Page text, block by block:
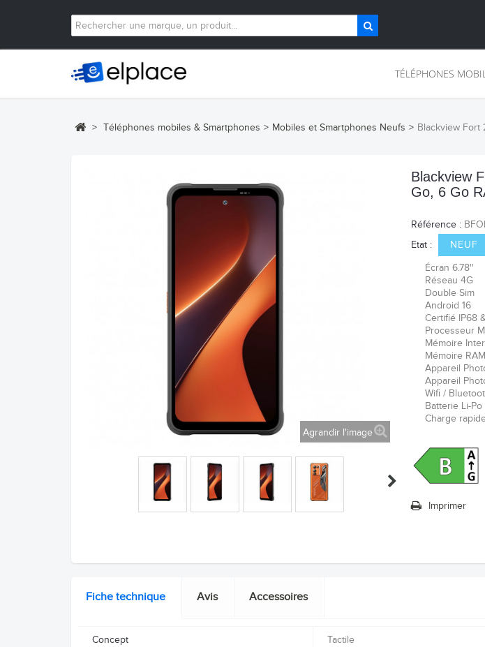
TÉLÉPHONES
> Téléphones mobiles & Smartphones > Mobiles et Smartphones Neufs > Blackview Fort
Agrandir l'image
Blackview
Go, 6 Go
Référence :
Etat :
NEUF
Écran 6.78''
Réseau 4G
Double Sim
Android 16
Certifié IP68
Processeur
Mémoire
Mémoire
Appareil
Appareil
Wifi /
Batterie Li-
Charge
Imprimer
Fiche technique Avis Accessoires
Concept Tactile